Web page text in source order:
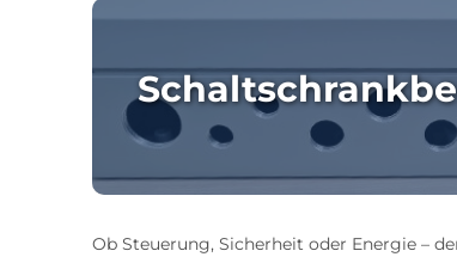
Ob Steuerung, Sicherheit oder Energie –